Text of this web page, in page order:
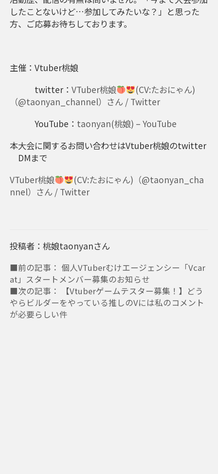
したことないけど…参加してみたいな？」と思った
方、ご応募お待ちしております。
主催：Vtuber桃娘
twitter： VTuber桃娘
(CV:たおにゃん)
（@taonyan_channel）さん / Twitter
YouTube： taonyan(桃娘) – YouTube
本大会に関するお問い合わせはVtuber桃娘のtwitter
DMまで
VTuber桃娘
(CV:たおにゃん)（@taonyan_cha
nnel）さん / Twitter
投稿者：桃娘taonyanさん
■前の記事： 個人VTuberむけエージェンシー「Vcar
at」スタートメンバー募集のお知らせ
■次の記事： 【Vtuberゲームテスター募集！】どう
やらビルダーをやっている推しのVには私のコメント
が必要らしい件